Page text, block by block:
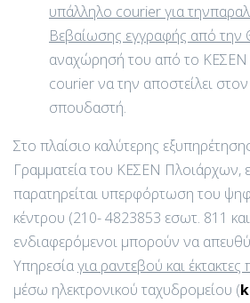
υπάλληλο courierγια την
Βεβαίωσης εγγραφής από την
αναχώρησή του από το
courier να την αποστείλει
σπουδαστή.
Στο πλαίσιο καλύτερης
Γραμματεία του ΚΕΣΕΝ Πλοιάρχων,
παρατηρείται υπερφόρτωση του
κέντρου (210- 4823853 εσωτ. 811
ενδιαφερόμενοι μπορούν να
Υπηρεσίαγια ραντεβού και έκτακτες
μέσω ηλεκτρονικού ταχυδρομείου (